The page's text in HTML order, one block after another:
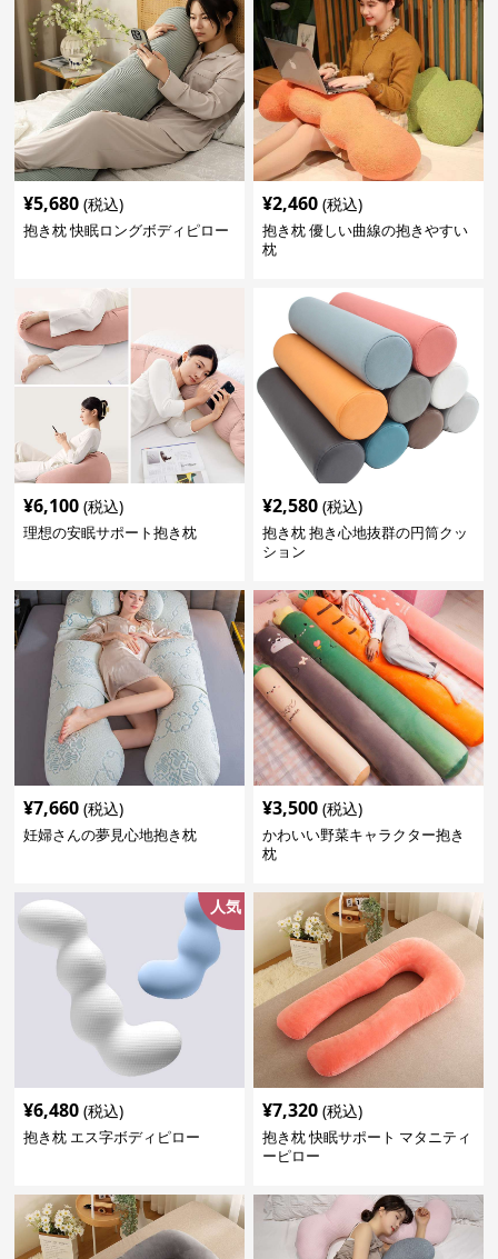
¥5,680 (税込)
抱き枕 快眠ロングボディピロー
¥2,460 (税込)
抱き枕 優しい曲線の抱きやすい
枕
¥6,100 (税込)
理想の安眠サポート抱き枕
¥2,580 (税込)
抱き枕 抱き心地抜群の円筒クッ
ション
¥7,660 (税込)
妊婦さんの夢見心地抱き枕
¥3,500 (税込)
かわいい野菜キャラクター抱き
枕
人気
¥6,480 (税込)
抱き枕 エス字ボディピロー
¥7,320 (税込)
抱き枕 快眠サポート マタニティ
ーピロー